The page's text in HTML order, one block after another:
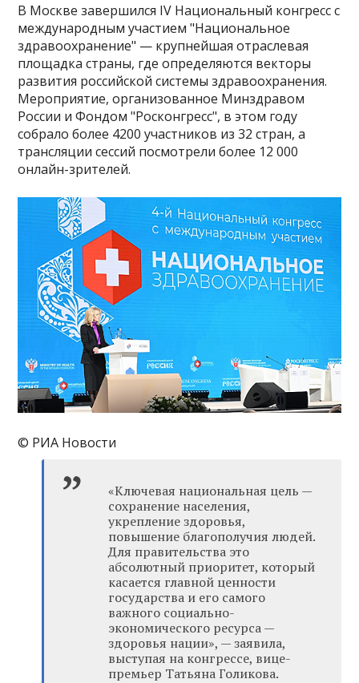
В Москве завершился IV Национальный конгресс с
международным участием "Национальное
здравоохранение" — крупнейшая отраслевая
площадка страны, где определяются векторы
развития российской системы здравоохранения.
Мероприятие, организованное Минздравом
России и Фондом "Росконгресс", в этом году
собрало более 4200 участников из 32 стран, а
трансляции сессий посмотрели более 12 000
онлайн-зрителей.
© РИА Новости
«Ключевая национальная цель —
сохранение населения,
укрепление здоровья,
повышение благополучия людей.
Для правительства это
абсолютный приоритет, который
касается главной ценности
государства и его самого
важного социально-
экономического ресурса —
здоровья нации», — заявила,
выступая на конгрессе, вице-
премьер Татьяна Голикова.